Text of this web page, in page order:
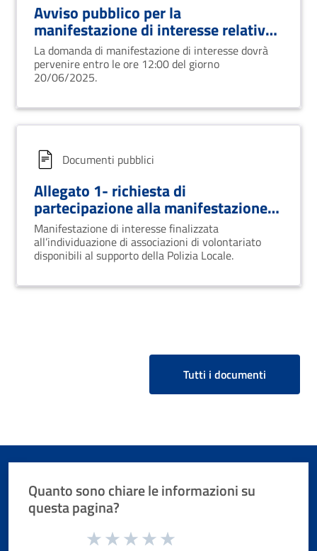
Avviso pubblico per la
manifestazione di interesse relativa
all’individuazione di associazioni di
volontariato disponibili al supporto
della Polizia Locale
La domanda di manifestazione di interesse dovrà
pervenire entro le ore 12:00 del giorno
20/06/2025.
Documenti pubblici
Allegato 1- richiesta di
partecipazione alla manifestazione
di interesse
Manifestazione di interesse finalizzata
all’individuazione di associazioni di volontariato
disponibili al supporto della Polizia Locale.
Tutti i documenti
Quanto sono chiare le informazioni su
questa pagina?
Valuta da 1 a 5 stelle la pagina